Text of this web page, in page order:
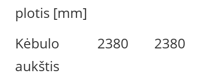
plotis [mm]
Kėbulo
aukštis
2380 2380